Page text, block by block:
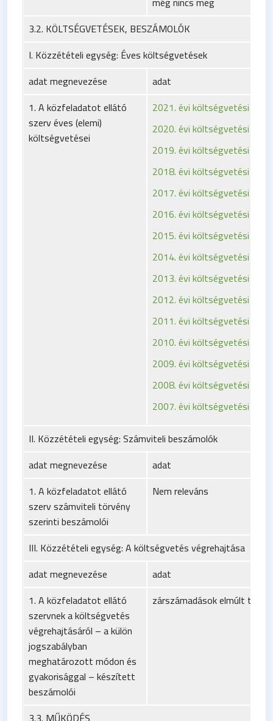
3.2. KÖLTSÉGVETÉSEK, BESZÁMOLÓK
I. Közzétételi egység: Éves költségvetések
adat megnevezése
adat
1. A közfeladatot ellátó
szerv éves (elemi)
költségvetései
2021. évi költségvetési
2020. évi költségvetési
2019. évi költségvetési
2018. évi költségvetési
2017. évi költségvetési
2016. évi költségvetési
2015. évi költségvetési
2014. évi költségvetési
2013. évi költségvetési
2012. évi költségvetési
2011. évi költségvetési
2010. évi költségvetési
2009. évi költségvetési
2008. évi költségvetési
2007. évi költségvetési
II. Közzétételi egység: Számviteli beszámolók
adat megnevezése
adat
1. A közfeladatot ellátó
szerv számviteli törvény
szerinti beszámolói
Nem releváns
III. Közzétételi egység: A költségvetés végrehajtása
adat megnevezése
adat
1. A közfeladatot ellátó
szervnek a költségvetés
végrehajtásáról – a külön
jogszabályban
meghatározott módon és
gyakorisággal – készített
beszámolói
zárszámadások elmúlt tíz év